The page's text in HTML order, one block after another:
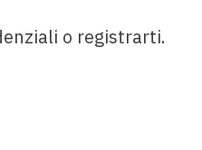
o registrarti.